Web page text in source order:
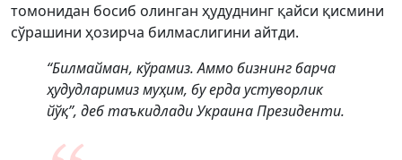
томонидан босиб олинган ҳудуднинг қайси қисмини
сўрашини ҳозирча билмаслигини айтди.
“Билмайман, кўрамиз. Аммо бизнинг барча
ҳудудларимиз муҳим, бу ерда устуворлик
йўқ”, деб таъкидлади Украина Президенти.